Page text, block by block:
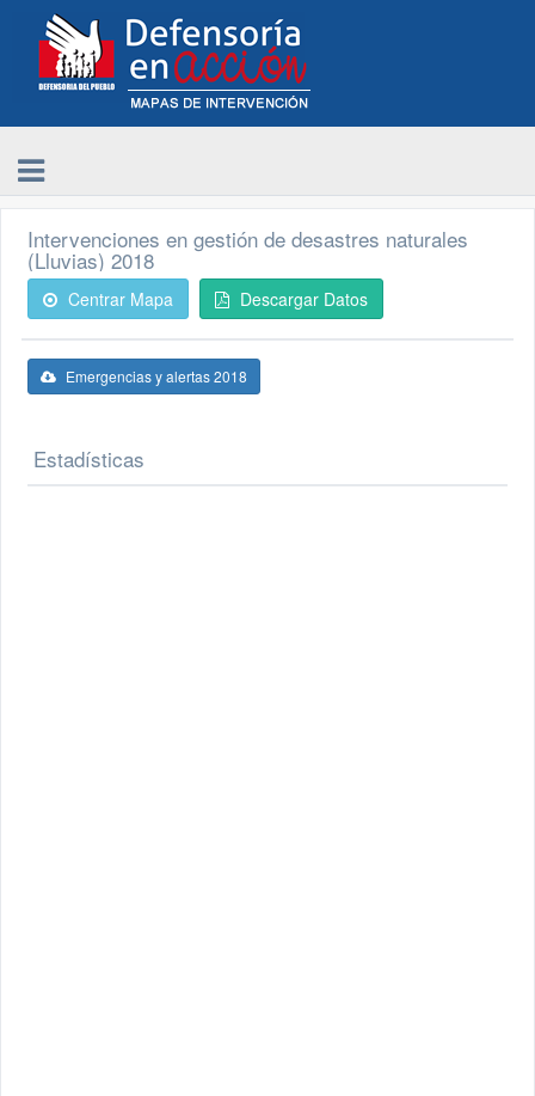
Intervenciones en gestión de desastres naturales
(Lluvias) 2018
Centrar Mapa Descargar Datos
Emergencias y alertas 2018
Estadísticas